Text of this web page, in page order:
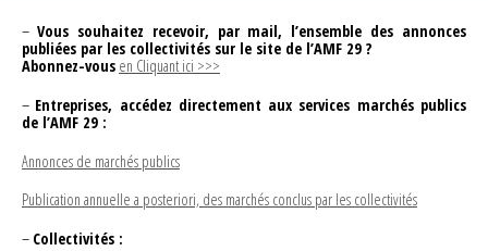
– Vous souhaitez recevoir, par mail, l’ensemble des annonces
publiées par les collectivités sur le site de l’AMF 29 ?
Abonnez-vous en Cliquant ici >>>
– Entreprises, accédez directement aux services marchés publics
de l’AMF 29 :
Annonces de marchés publics
Publication annuelle a posteriori, des marchés conclus par les collectivités
– Collectivités :